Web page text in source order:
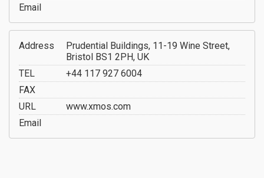
Email
Address
Prudential Buildings, 11-19 Wine Street,
Bristol BS1 2PH, UK
TEL
+44 117 927 6004
FAX
URL
www.xmos.com
Email